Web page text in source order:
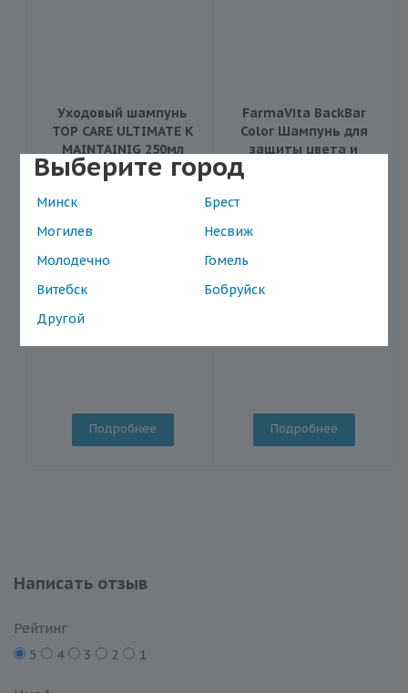
Выберите город
Минск
Брест
Могилев
Несвиж
Молодечно
Гомель
Витебск
Бобруйск
Другой
Уходовый шампунь
TOP CARE ULTIMATE K
MAINTAINIG 250мл
22.04
Подробнее
FarmaVita BackBar
Color Шампунь для
защиты цвета и
блеска окрашенных
инжиром №01 250мл
Подробнее
Написать отзыв
Рейтинг
5
4 3 2 1